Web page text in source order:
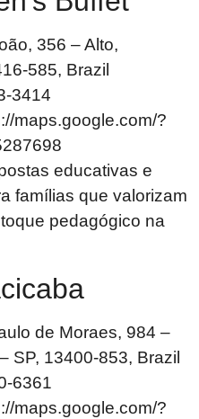
356 – Alto,
585, Brazil
3414
maps.google.com/?
educativas e
famílias que valorizam
pedagógico na
de Moraes, 984 –
SP, 13400-853, Brazil
6361
maps.google.com/?